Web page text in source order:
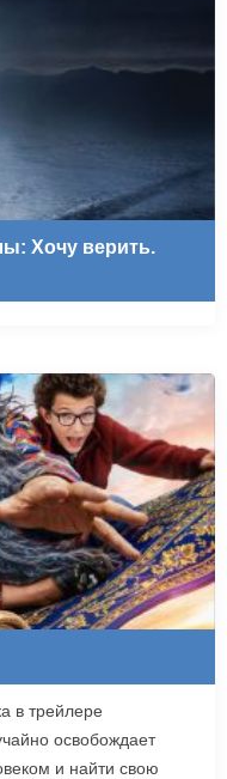
Хочу верить.
в трейлере
освобождает
и найти свою